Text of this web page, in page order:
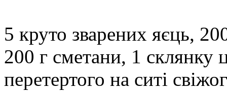
5 круто зварених яєць,
200 г сметани, 1 склянку
перетертого на ситі